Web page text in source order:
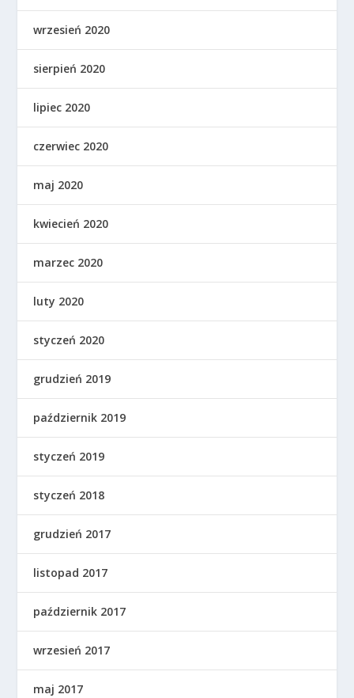
wrzesień 2020
sierpień 2020
lipiec 2020
czerwiec 2020
maj 2020
kwiecień 2020
marzec 2020
luty 2020
styczeń 2020
grudzień 2019
październik 2019
styczeń 2019
styczeń 2018
grudzień 2017
listopad 2017
październik 2017
wrzesień 2017
maj 2017